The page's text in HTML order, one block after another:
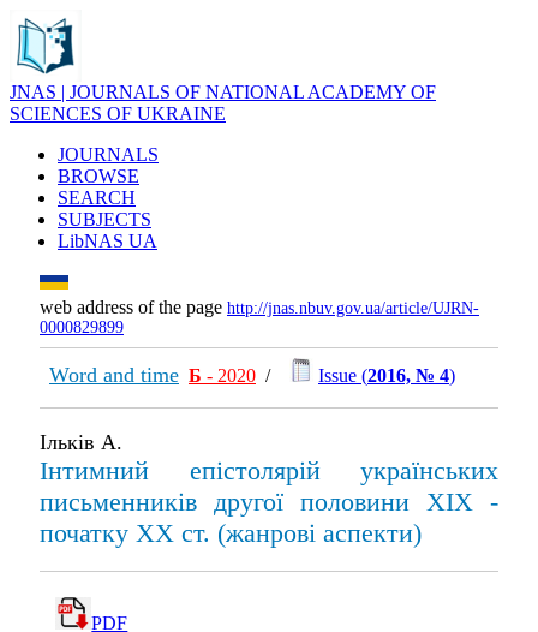
JNAS | JOURNALS OF NATIONAL ACADEMY OF
SCIENCES OF UKRAINE
JOURNALS
BROWSE
SEARCH
SUBJECTS
LibNAS UA
web address of the page http://jnas.nbuv.gov.ua/article/UJRN-
0000829899
Word and time Б - 2020 / Issue (2016, № 4)
Ільків А.
Інтимний епістолярій українських
письменників другої половини ХІХ -
початку XX ст. (жанрові аспекти)
PDF